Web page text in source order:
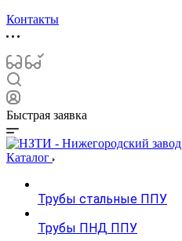
Контакты
Быстрая заявка
Каталог
Трубы стальные ППУ
Трубы ПНД ППУ